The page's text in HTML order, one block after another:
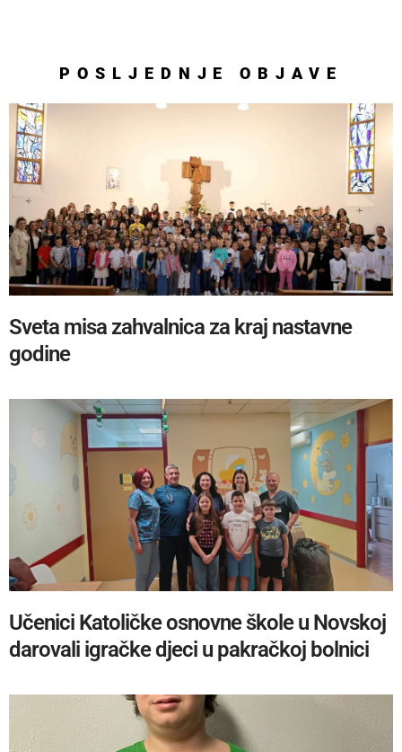
POSLJEDNJE OBJAVE
Sveta misa zahvalnica za kraj nastavne
godine
Učenici Katoličke osnovne škole u Novskoj
darovali igračke djeci u pakračkoj bolnici